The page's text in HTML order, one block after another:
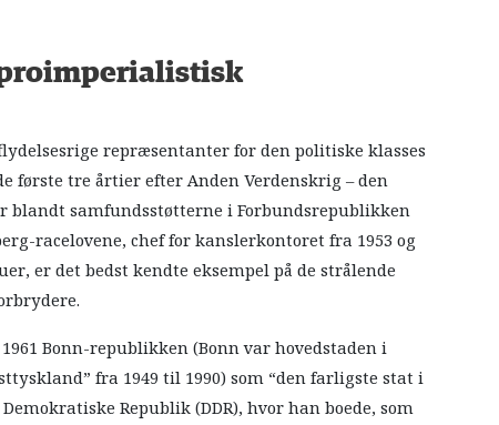
repræsentanter for den politiske klasses
tre årtier efter Anden Verdenskrig – den
samfundsstøtterne i Forbundsrepublikken
racelovene, chef for kanslerkontoret fra 1953 og
er det bedst kendte eksempel på de strålende
Bonn-republikken (Bonn var hovedstaden i
fra 1949 til 1990) som “den farligste stat i
Republik (DDR), hvor han boede, som